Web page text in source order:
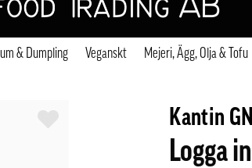
& Dumpling Veganskt Mejeri, Ägg, Olja & Tofu
Kantin
Logga